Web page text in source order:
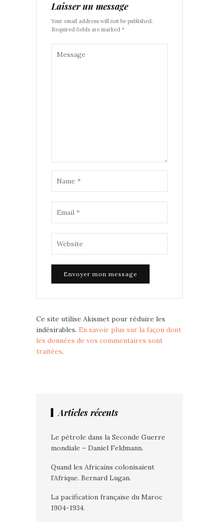
Laisser un message
Your email address will not be published.
Required fields are marked *
Ce site utilise Akismet pour réduire les
indésirables. En savoir plus sur la façon dont
les données de vos commentaires sont
traitées.
Articles récents
Le pétrole dans la Seconde Guerre
mondiale – Daniel Feldmann.
Quand les Africains colonisaient
l’Afrique. Bernard Lugan.
La pacification française du Maroc
1904-1934.